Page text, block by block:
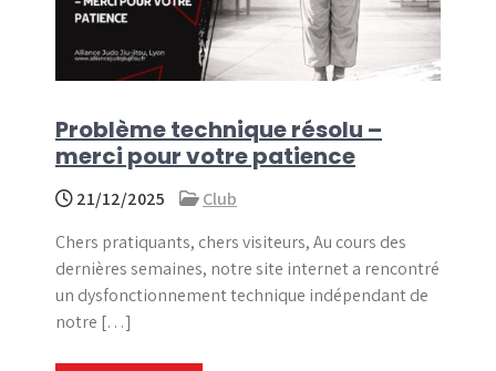
Problème technique résolu –
merci pour votre patience
21/12/2025
Club
Chers pratiquants, chers visiteurs, Au cours des
dernières semaines, notre site internet a rencontré
un dysfonctionnement technique indépendant de
notre […]